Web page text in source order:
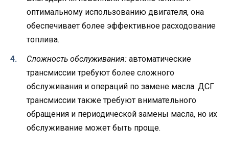
оптимальному использованию двигателя, она
обеспечивает более эффективное расходование
топлива.
Сложность обслуживания: автоматические
трансмиссии требуют более сложного
обслуживания и операций по замене масла. ДСГ
трансмиссии также требуют внимательного
обращения и периодической замены масла, но их
обслуживание может быть проще.